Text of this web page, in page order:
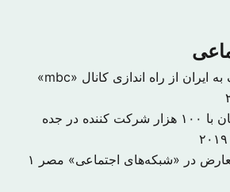
واهمهٔ محافل نزدیک به ایران از راه اندازی کانال «mbc»
جام جهانی کارآفرینان با ۱۰۰ هزار شرکت کننده در جده
در «شبکه‌های اجتماعی» مصر
۱